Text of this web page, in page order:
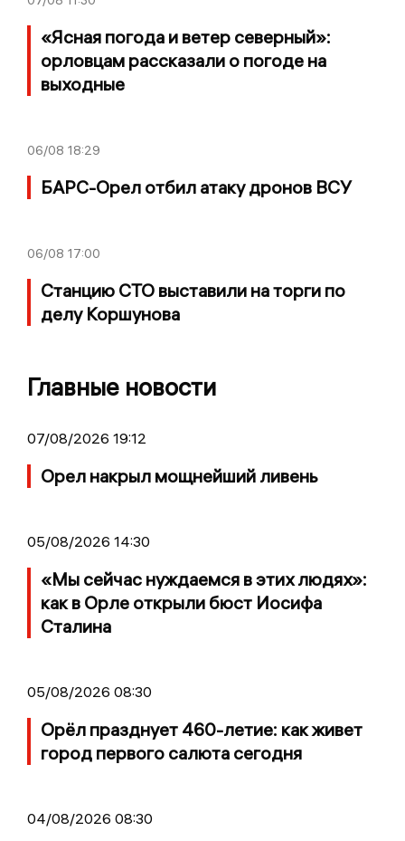
«Ясная погода и ветер северный»:
орловцам рассказали о погоде на
выходные
06/08 18:29
БАРС-Орел отбил атаку дронов ВСУ
06/08 17:00
Станцию СТО выставили на торги по
делу Коршунова
Главные новости
07/08/2026 19:12
Орел накрыл мощнейший ливень
05/08/2026 14:30
«Мы сейчас нуждаемся в этих людях»:
как в Орле открыли бюст Иосифа
Сталина
05/08/2026 08:30
Орёл празднует 460-летие: как живет
город первого салюта сегодня
04/08/2026 08:30